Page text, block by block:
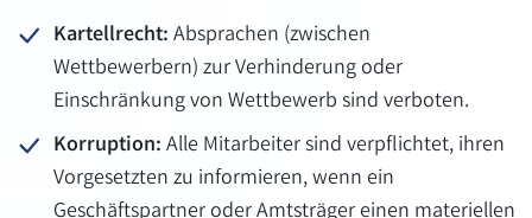
Kartellrecht:Absprachen (zwischen
Wettbewerbern) zur Verhinderung oder
Einschränkung von Wettbewerb sind verboten.
Korruption:Alle Mitarbeiter sind verpflichtet, ihren
Vorgesetzten zu informieren, wenn ein